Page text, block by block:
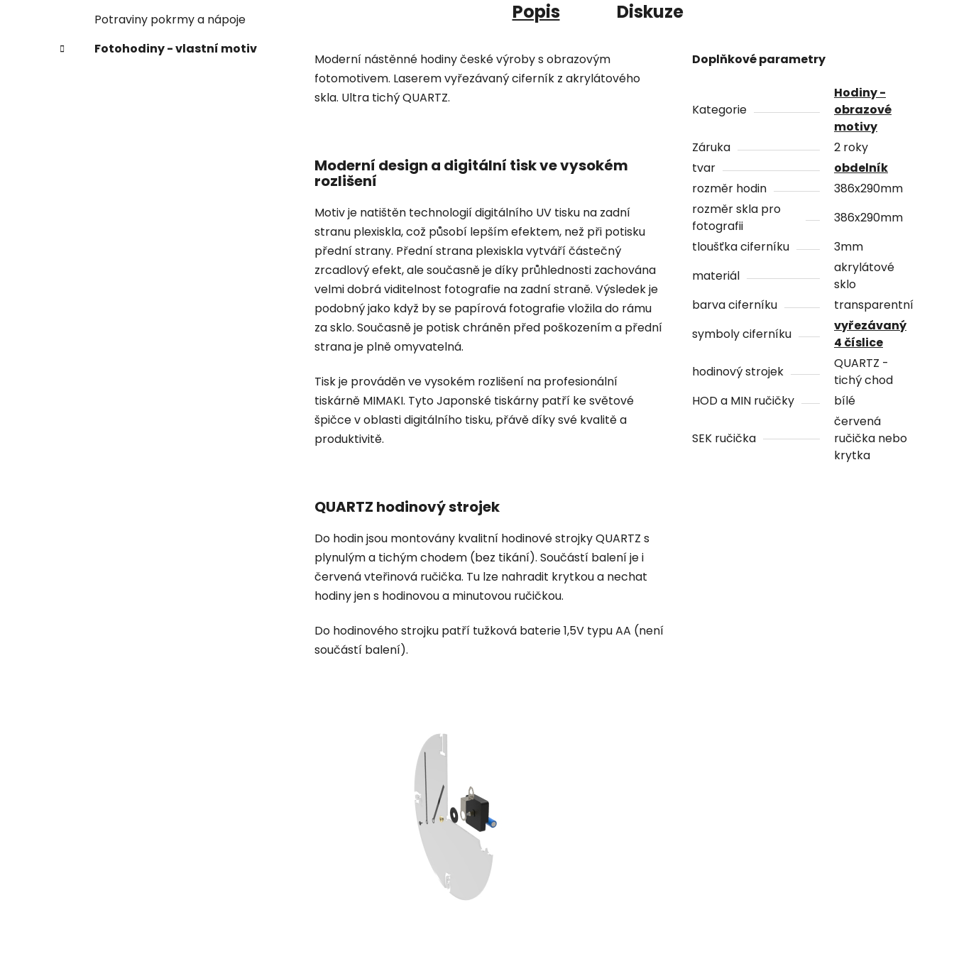
Potraviny pokrmy a nápoje
Fotohodiny - vlastní motiv
Popis Diskuze
Moderní nástěnné hodiny české výroby s obrazovým
fotomotivem. Laserem vyřezávaný ciferník z akrylátového
skla. Ultra tichý QUARTZ.
Moderní design a digitální tisk ve vysokém
rozlišení
Motiv je natištěn technologií digitálního UV tisku na zadní
stranu plexiskla, což působí lepším efektem, než při potisku
přední strany. Přední strana plexiskla vytváří částečný
zrcadlový efekt, ale současně je díky průhlednosti zachována
velmi dobrá viditelnost fotografie na zadní straně. Výsledek je
podobný jako když by se papírová fotografie vložila do rámu
za sklo. Současně je potisk chráněn před poškozením a přední
strana je plně omyvatelná.
Tisk je prováděn ve vysokém rozlišení na profesionální
tiskárně MIMAKI. Tyto Japonské tiskárny patří ke světové
špičce v oblasti digitálního tisku, přávě díky své kvalitě a
produktivitě.
QUARTZ hodinový strojek
Do hodin jsou montovány kvalitní hodinové strojky QUARTZ s
plynulým a tichým chodem (bez tikání). Součástí balení je i
červená vteřinová ručička. Tu lze nahradit krytkou a nechat
hodiny jen s hodinovou a minutovou ručičkou.
Do hodinového strojku patří tužková baterie 1,5V typu AA (není
součástí balení).
Doplňkové parametry
Kategorie
Hodiny -
obrazové
motivy
Záruka
2 roky
tvar
obdelník
rozměr hodin
386x290mm
rozměr skla pro
fotografii
386x290mm
tloušťka ciferníku
3mm
materiál
akrylátové
sklo
barva ciferníku
transparentní
symboly ciferníku
vyřezávaný
4 číslice
hodinový strojek
QUARTZ -
tichý chod
HOD a MIN ručičky
bílé
SEK ručička
červená
ručička nebo
krytka